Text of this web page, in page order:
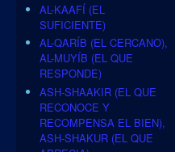
AL-KAAFÍ (EL
SUFICIENTE)
AL-QARÍB (EL CERCANO),
AL-MUYÍB (EL QUE
RESPONDE)
ASH-SHAAKIR (EL QUE
RECONOCE Y
RECOMPENSA EL BIEN),
ASH-SHAKUR (EL QUE